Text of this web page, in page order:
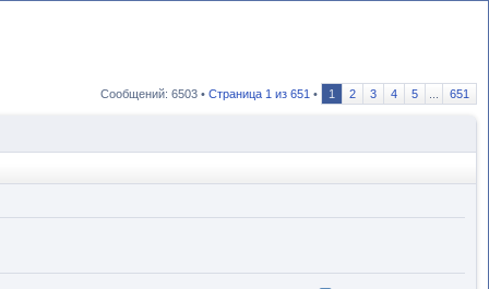
Сообщений: 6503 • Страница 1 из 651 • 1 2 3 4 5 651